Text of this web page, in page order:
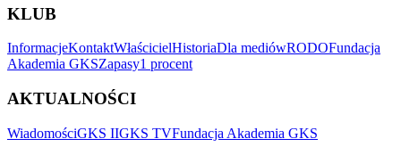
KLUB
InformacjeKontaktWłaścicielHistoriaDla mediówRODOFundacja
Akademia GKSZapasy1 procent
AKTUALNOŚCI
WiadomościGKS IIGKS TVFundacja Akademia GKS